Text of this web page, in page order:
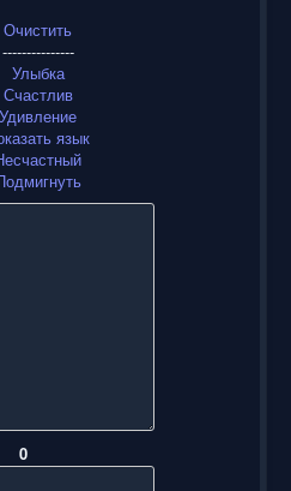
Очистить
---------------
Улыбка
Счастлив
Удивление
язык
0